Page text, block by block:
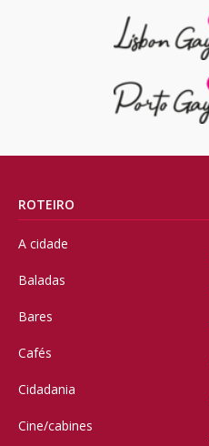
ROTEIRO
A cidade
Baladas
Bares
Cafés
Cidadania
Cine/cabines